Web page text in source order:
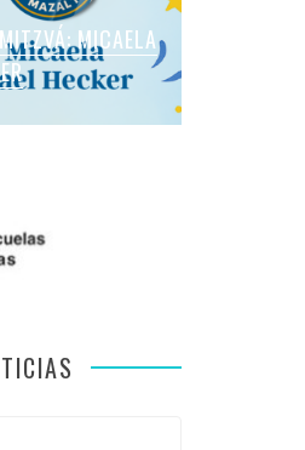
MICAELA
MARTINA
MICAELA
VIOLETA
MITZVÁ: VITALI